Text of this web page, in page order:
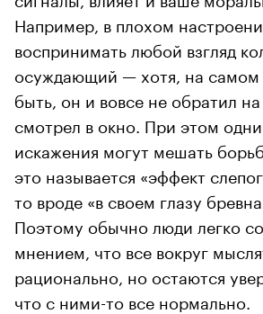
Например, в плохом
воспринимать любой взгляд
осуждающий — хотя, на самом
быть, он и вовсе не обратил
смотрел в окно. При этом
искажения могут мешать
это называется «эффект
то вроде «в своем глазу
Поэтому обычно люди легко
мнением, что все вокруг
рационально, но остаются
что с ними-то все нормально.